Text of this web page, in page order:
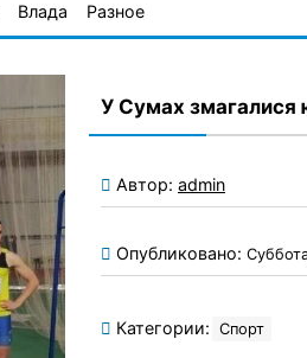
Влада Разное
У Сумах змагалися
Автор: admin
Опубликовано:
Категории: Спорт